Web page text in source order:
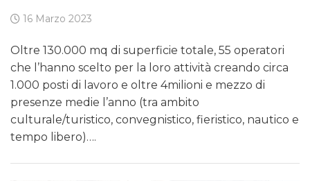
16 Marzo 2023
Oltre 130.000 mq di superficie totale, 55 operatori
che l’hanno scelto per la loro attività creando circa
1.000 posti di lavoro e oltre 4milioni e mezzo di
presenze medie l’anno (tra ambito
culturale/turistico, convegnistico, fieristico, nautico e
tempo libero)….